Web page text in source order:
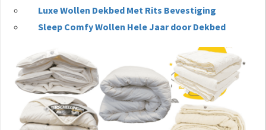
Luxe Wollen Dekbed Met Rits Bevestiging
Sleep Comfy Wollen Hele Jaar door Dekbed